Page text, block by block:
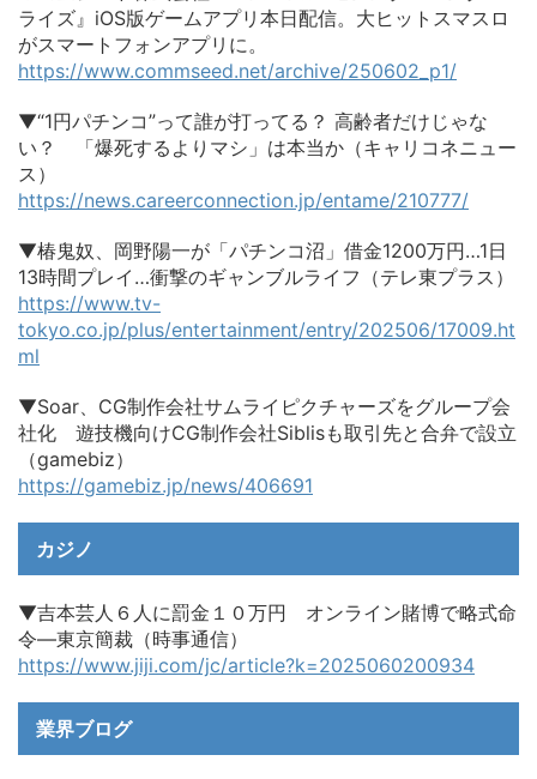
ライズ』iOS版ゲームアプリ本日配信。大ヒットスマスロ
がスマートフォンアプリに。
https://www.commseed.net/archive/250602_p1/
▼“1円パチンコ”って誰が打ってる？ 高齢者だけじゃな
い？ 「爆死するよりマシ」は本当か（キャリコネニュー
ス）
https://news.careerconnection.jp/entame/210777/
▼椿鬼奴、岡野陽一が「パチンコ沼」借金1200万円…1日
13時間プレイ…衝撃のギャンブルライフ（テレ東プラス）
https://www.tv-
tokyo.co.jp/plus/entertainment/entry/202506/17009.ht
ml
▼Soar、CG制作会社サムライピクチャーズをグループ会
社化 遊技機向けCG制作会社Siblisも取引先と合弁で設立
（gamebiz）
https://gamebiz.jp/news/406691
カジノ
▼吉本芸人６人に罰金１０万円 オンライン賭博で略式命
令―東京簡裁（時事通信）
https://www.jiji.com/jc/article?k=2025060200934
業界ブログ